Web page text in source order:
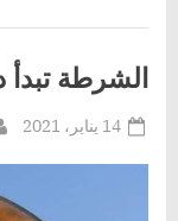
الشرطة تبدأ
Posted
14 يناير، 2021